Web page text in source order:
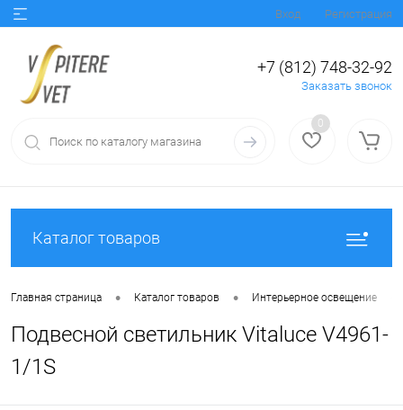
Вход Регистрация
+7 (812) 748-32-92
Заказать звонок
0
Каталог товаров
Главная страница • Каталог товаров • Интерьерное освещение
Подвесной светильник Vitaluce V4961-
1/1S